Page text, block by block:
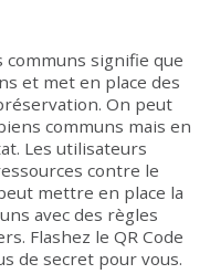
communs signifie que
et met en place des
On peut
communs mais en
Les utilisateurs
contre le
mettre en place la
avec des règles
Flashez le QR Code
de secret pour vous.